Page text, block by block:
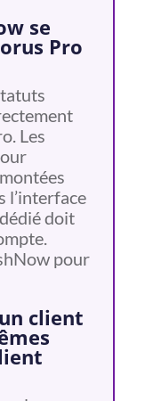
se
Pro
Les
l’interface
doit
pour
client